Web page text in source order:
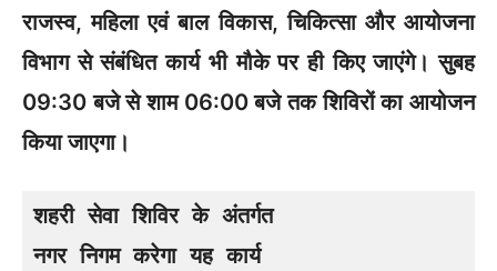
राजस्व, महिला एवं बाल विकास, चिकित्सा और आयोजना
विभाग से संबंधित कार्य भी मौके पर ही किए जाएंगे। सुबह
09:30 बजे से शाम 06:00 बजे तक शिविरों का आयोजन
किया जाएगा।
शहरी सेवा शिविर के अंतर्गत
नगर निगम करेगा यह कार्य